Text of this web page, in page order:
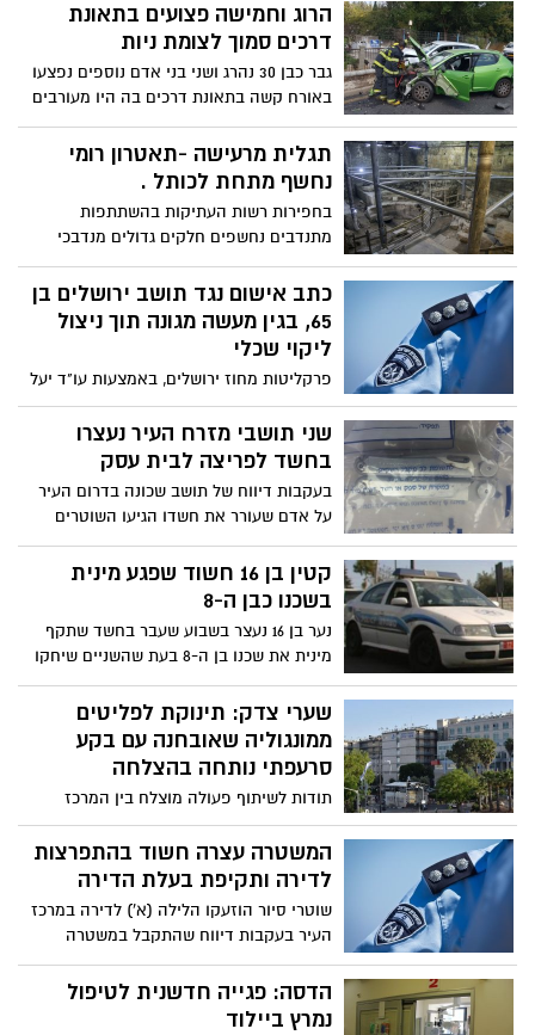
הרוג וחמישה פצועים בתאונת
דרכים סמוך לצומת ניות
גבר כבן 30 נהרג ושני בני אדם נוספים נפצעו
באורח קשה בתאונת דרכים בה היו מעורבים
2 כלי רכב ואופנוע. בנוסף, נפצעו שלושה בני
אדם באורח קל. "מדובר בתאונת דרכים קשה
מעוצמת ההתנגשות, רוכב האופנוע נלכד
כשהוא מחוסר הכרה, ללא דופק וללא נשימה,
ניסינו להעניק לו טיפול רפואי אך הוא היה
ללא סימני חיים ובתוך זמן קצר נקבע מותו".
תגלית מרעישה -תאטרון רומי
נחשף מתחת לכותל .
בחפירות רשות העתיקות בהשתתפות
מתנדבים נחשפים חלקים גדולים מנדבכי
הכותל המערבי שלא היו גלויים לעין מזה 1700
שנה. התגליות יוצגו לציבור לראשונה בכנס
"חידושים בארכיאולוגיה של ירושלים
וסביבותיה" שייערך השבוע בירושלים בסימן
50 שנה לאיחוד העיר
כתב אישום נגד תושב ירושלים בן
65, בגין מעשה מגונה תוך ניצול
ליקוי שכלי
פרקליטות מחוז ירושלים, באמצעות עו"ד יעל
איגרא אונגר, הגישה לבית משפט השלום בעיר
כתב אישום נגד ג'מיל עיד, תושב ירושלים בן
65, בגין מעשה מגונה תוך ניצול ליקוי שכלי
שני תושבי מזרח העיר נעצרו
בחשד לפריצה לבית עסק
בעקבות דיווח של תושב שכונה בדרום העיר
על אדם שעורר את חשדו הגיעו השוטרים
למקום תוך זמן קצר וכך סוכלה התפרצות
לבית עסק ונעצרו שני חשודים. מעצרם של
החשודים הוארך בבית משפט
קטין בן 16 חשוד שפגע מינית
בשכנו כבן ה-8
נער בן 16 נעצר בשבוע שעבר בחשד שתקף
מינית את שכנו בן ה-8 בעת שהשניים שיחקו
בחדרו של החשוד
שערי צדק: תינוקת לפליטים
ממונגוליה שאובחנה עם בקע
סרעפתי נותחה בהצלחה
תודות לשיתוף פעולה מוצלח בין המרכז
הרפואי שערי צדק, קונסול הכבוד של
מונגוליה, עו"ד עמיחי עורקבי ורן פלג ממשרד
החוץ, תינוקת לפליטים ממונגוליה שאובחנה
המשטרה עצרה חשוד בהתפרצות
לדירה ותקיפת בעלת הדירה
שוטרי סיור הוזעקו הלילה (א') לדירה במרכז
העיר בעקבות דיווח שהתקבל במשטרה
אודות התפרצות לדירה במרכז העיר ותקיפה
של בעלת הדירה. החשוד בשנות ה-50 לחייו
שגר באותו בניין נעצר על ידי המשטרה
הדסה: פגייה חדשנית לטיפול
נמרץ ביילוד